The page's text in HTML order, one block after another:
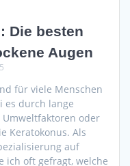
Die besten
Augen
für viele Menschen
es durch lange
oder
Keratokonus. Als
auf
ich oft gefragt, welche